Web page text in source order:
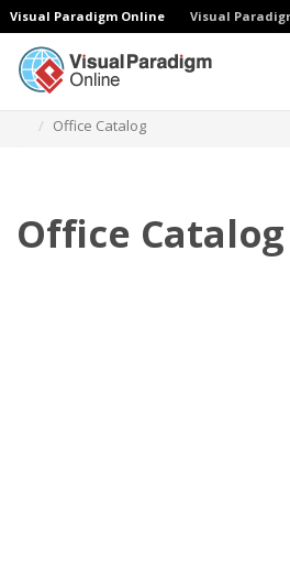
Visual Paradigm Online Visual
Office Catalog
Office Catalog